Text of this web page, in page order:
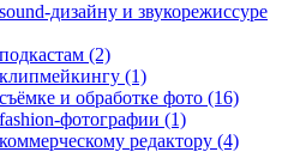
дизайну и звукорежиссуре
(2)
(1)
и обработке фото (16)
фотографии (1)
редактору (4)